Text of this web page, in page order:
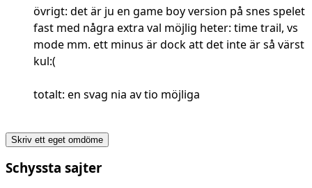
övrigt: det är ju en game boy version på snes spelet
fast med några extra val möjlig heter: time trail, vs
mode mm. ett minus är dock att det inte är så värst
kul:(
totalt: en svag nia av tio möjliga
Skriv ett eget omdöme
Schyssta sajter